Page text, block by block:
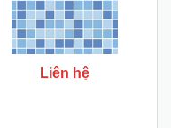
Liên hệ